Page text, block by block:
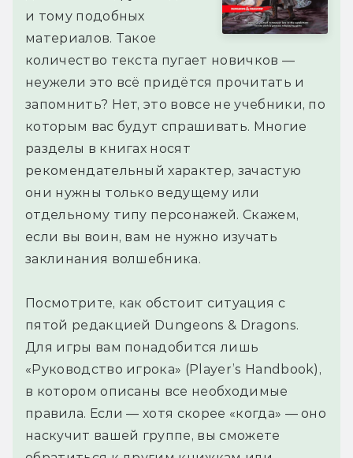
и тому подобных
материалов. Такое
количество текста пугает новичков —
неужели это всё придётся прочитать и
запомнить? Нет, это вовсе не учебники, по
которым вас будут спрашивать. Многие
разделы в книгах носят
рекомендательный характер, зачастую
они нужны только ведущему или
отдельному типу персонажей. Скажем,
если вы воин, вам не нужно изучать
заклинания волшебника.
Посмотрите, как обстоит ситуация с
пятой редакцией Dungeons & Dragons.
Для игры вам понадобится лишь
«Руководство игрока» (Player’s Handbook),
в котором описаны все необходимые
правила. Если — хотя скорее «когда» — оно
наскучит вашей группе, вы сможете